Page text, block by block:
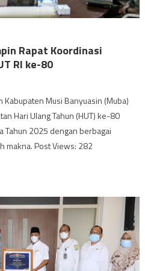
Rapat Koordinasi
RI ke-80
Kabupaten Musi Banyuasin (Muba)
Hari Ulang Tahun (HUT) ke-80
Tahun 2025 dengan berbagai
makna. Post Views: 282